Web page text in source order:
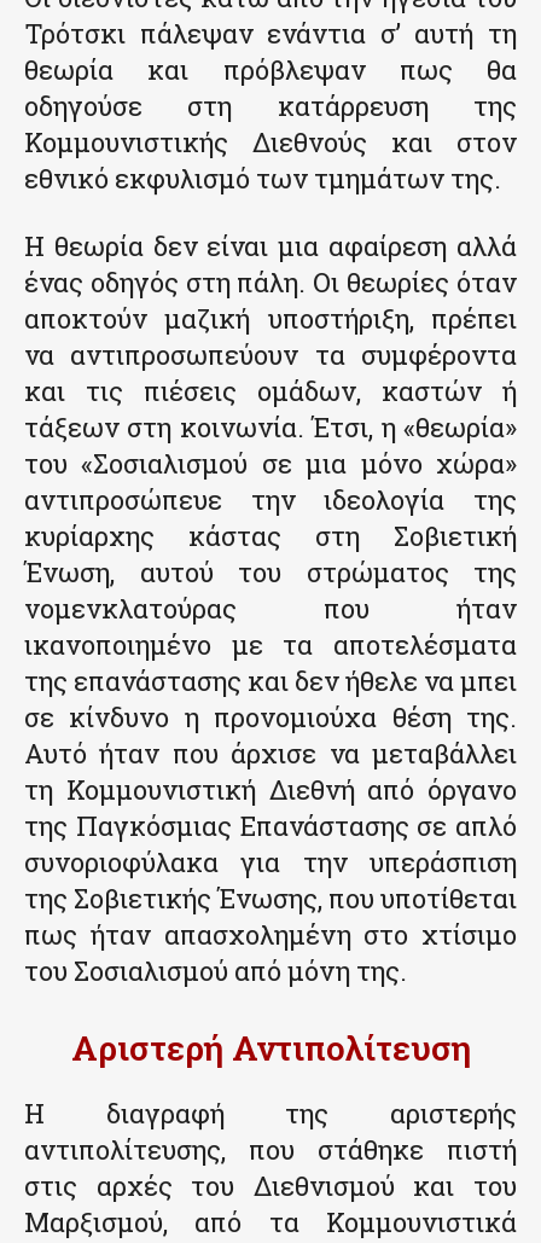
Τρότσκι πάλεψαν ενάντια σ’ αυτή τη
θεωρία και πρόβλεψαν πως θα
οδηγούσε στη κατάρρευση της
Κομμουνιστικής Διεθνούς και στον
εθνικό εκφυλισμό των τμημάτων της.
Η θεωρία δεν είναι μια αφαίρεση αλλά
ένας οδηγός στη πάλη. Οι θεωρίες όταν
αποκτούν μαζική υποστήριξη, πρέπει
να αντιπροσωπεύουν τα συμφέροντα
και τις πιέσεις ομάδων, καστών ή
τάξεων στη κοινωνία. Έτσι, η «θεωρία»
του «Σοσιαλισμού σε μια μόνο χώρα»
αντιπροσώπευε την ιδεολογία της
κυρίαρχης κάστας στη Σοβιετική
Ένωση, αυτού του στρώματος της
νομενκλατούρας που ήταν
ικανοποιημένο με τα αποτελέσματα
της επανάστασης και δεν ήθελε να μπει
σε κίνδυνο η προνομιούχα θέση της.
Αυτό ήταν που άρχισε να μεταβάλλει
τη Κομμουνιστική Διεθνή από όργανο
της Παγκόσμιας Επανάστασης σε απλό
συνοριοφύλακα για την υπεράσπιση
της Σοβιετικής Ένωσης, που υποτίθεται
πως ήταν απασχολημένη στο χτίσιμο
του Σοσιαλισμού από μόνη της.
Αριστερή Αντιπολίτευση
Η διαγραφή της αριστερής
αντιπολίτευσης, που στάθηκε πιστή
στις αρχές του Διεθνισμού και του
Μαρξισμού, από τα Κομμουνιστικά